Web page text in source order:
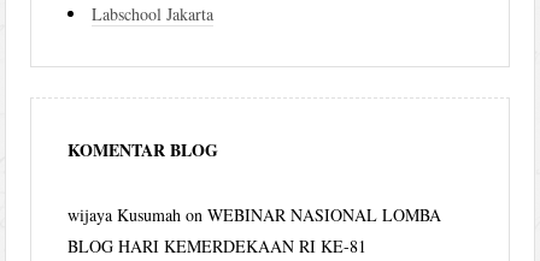
Labschool Jakarta
KOMENTAR BLOG
wijaya Kusumah onWEBINAR NASIONAL LOMBA
BLOG HARI KEMERDEKAAN RI KE-81